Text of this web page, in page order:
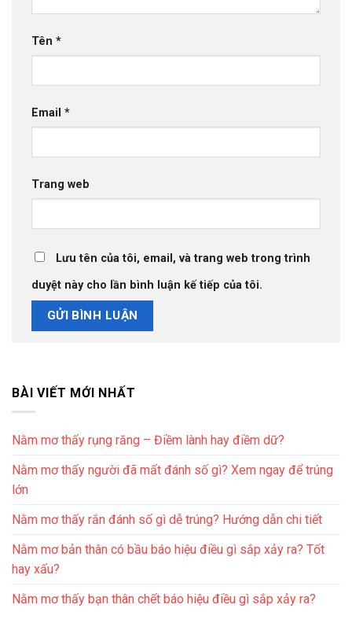
Tên *
Email *
Trang web
Lưu tên của tôi, email, và trang web trong trình
duyệt này cho lần bình luận kế tiếp của tôi.
BÀI VIẾT MỚI NHẤT
Nằm mơ thấy rụng răng – Điềm lành hay điềm dữ?
Nằm mơ thấy người đã mất đánh số gì? Xem ngay để trúng
lớn
Nằm mơ thấy rắn đánh số gì dễ trúng? Hướng dẫn chi tiết
Nằm mơ bản thân có bầu báo hiệu điều gì sắp xảy ra? Tốt
hay xấu?
Nằm mơ thấy bạn thân chết báo hiệu điều gì sắp xảy ra?